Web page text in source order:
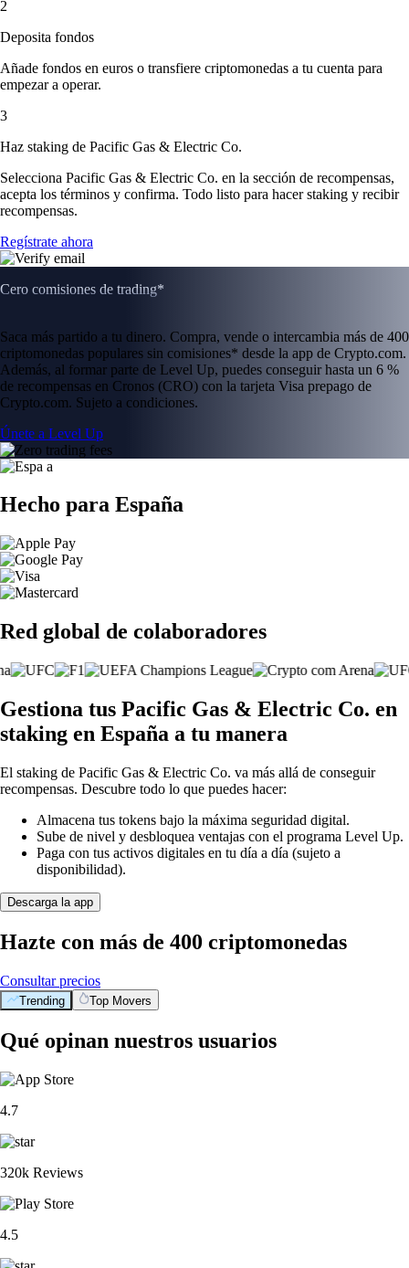
2
Deposita fondos
Añade fondos en euros o transfiere criptomonedas a tu cuenta para
empezar a operar.
3
Haz staking de Pacific Gas & Electric Co.
Selecciona Pacific Gas & Electric Co. en la sección de recompensas,
acepta los términos y confirma. Todo listo para hacer staking y recibir
recompensas.
Regístrate ahora
Cero comisiones de trading*
Saca más partido a tu dinero. Compra, vende o intercambia más de 400
criptomonedas populares sin comisiones* desde la app de Crypto.com.
Además, al formar parte de Level Up, puedes conseguir hasta un 6 %
de recompensas en Cronos (CRO) con la tarjeta Visa prepago de
Crypto.com. Sujeto a condiciones.
Únete a Level Up
Hecho para España
Red global de colaboradores
Gestiona tus Pacific Gas & Electric Co. en
staking en España a tu manera
El staking de Pacific Gas & Electric Co. va más allá de conseguir
recompensas. Descubre todo lo que puedes hacer:
Almacena tus tokens bajo la máxima seguridad digital.
Sube de nivel y desbloquea ventajas con el programa Level Up.
Paga con tus activos digitales en tu día a día (sujeto a
disponibilidad).
Descarga la app
Hazte con más de 400 criptomonedas
Consultar precios
Trending Top Movers
Qué opinan nuestros usuarios
4.7
320k Reviews
4.5